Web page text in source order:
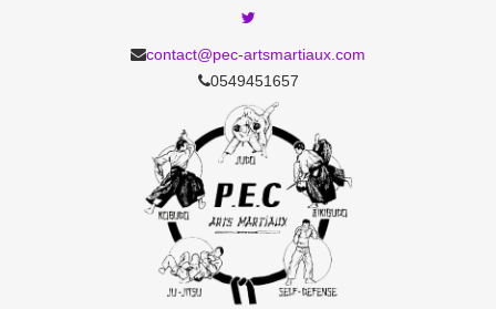
contact@pec-artsmartiaux.com
0549451657